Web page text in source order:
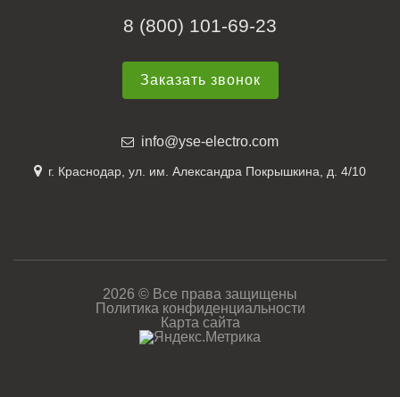
8 (800) 101-69-23
Заказать звонок
info@yse-electro.com
г. Краснодар, ул. им. Александра Покрышкина, д. 4/10
2026 © Все права защищены
Политика конфиденциальности
Карта сайта